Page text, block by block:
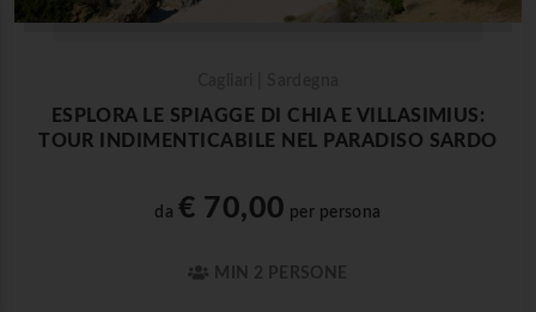
ESPLORA LE SPIAGGE DI CHIA E VILLASIMIUS:
TOUR INDIMENTICABILE NEL PARADISO SARDO
da € 70,00 per persona
MIN 2 PERSONE